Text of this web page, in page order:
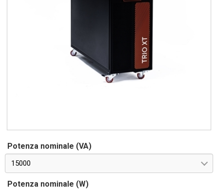
Potenza nominale (VA)
15000
Potenza nominale (W)